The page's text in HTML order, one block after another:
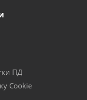
ПД
Cookie